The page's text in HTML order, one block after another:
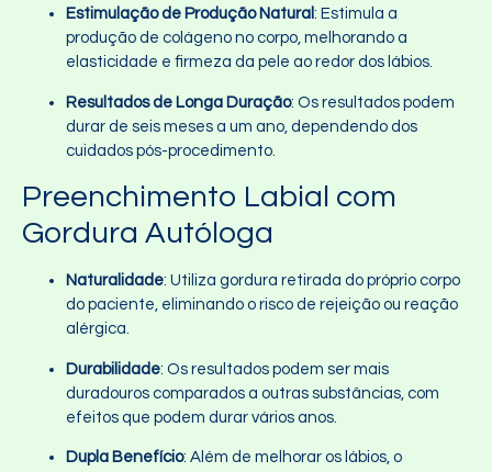
Estimulação de Produção Natural : Estimula a
produção de colágeno no corpo, melhorando a
elasticidade e firmeza da pele ao redor dos lábios.
Resultados de Longa Duração: Os resultados podem
durar de seis meses a um ano, dependendo dos
cuidados pós-procedimento.
Preenchimento Labial com
Gordura Autóloga
Naturalidade: Utiliza gordura retirada do próprio corpo
do paciente, eliminando o risco de rejeição ou reação
alérgica.
Durabilidade: Os resultados podem ser mais
duradouros comparados a outras substâncias, com
efeitos que podem durar vários anos.
Dupla Benefício: Além de melhorar os lábios, o